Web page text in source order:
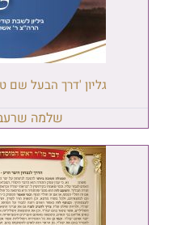
גליון 'דרך הבעל שם
שלמה